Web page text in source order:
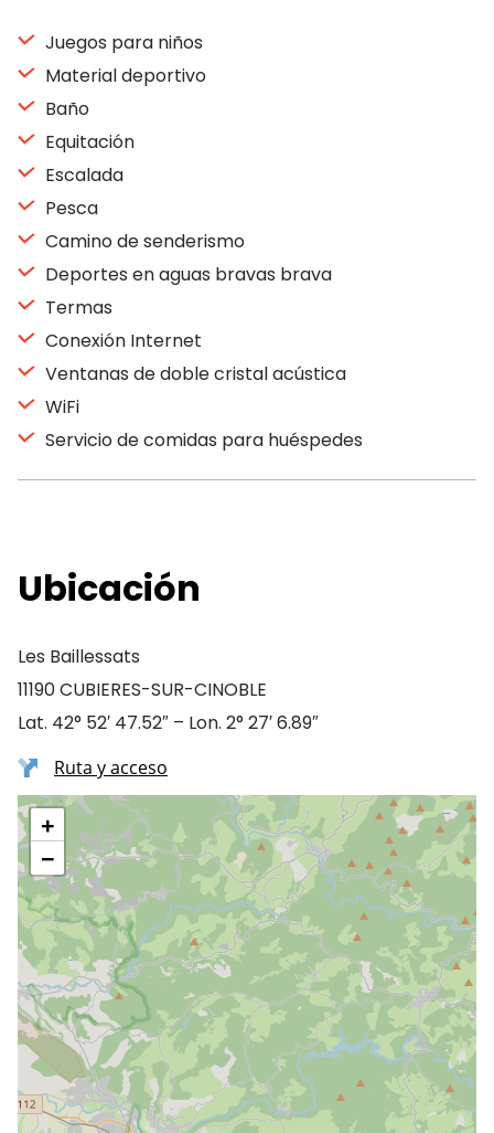
Juegos para niños
Material deportivo
Baño
Equitación
Escalada
Pesca
Camino de senderismo
Deportes en aguas bravas brava
Termas
Conexión Internet
Ventanas de doble cristal acústica
WiFi
Servicio de comidas para huéspedes
Ubicación
Les Baillessats
11190 CUBIERES-SUR-CINOBLE
Lat. 42° 52′ 47.52″ – Lon. 2° 27′ 6.89″
Ruta y acceso
+
−